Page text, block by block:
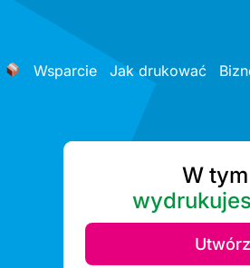
Wsparcie Jak drukować
W